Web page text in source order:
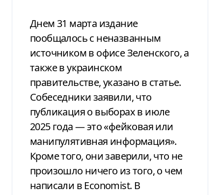
Днем 31 марта издание
пообщалось с неназванным
источником в офисе Зеленского, а
также в украинском
правительстве, указано в статье.
Собеседники заявили, что
публикация о выборах в июле
2025 года — это «фейковая или
манипулятивная информация».
Кроме того, они заверили, что не
произошло ничего из того, о чем
написали в Economist. В